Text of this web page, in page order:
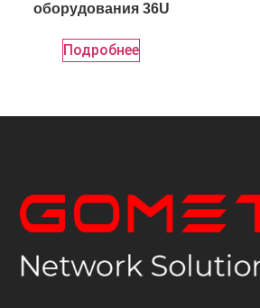
оборудования 36U
Подробнее